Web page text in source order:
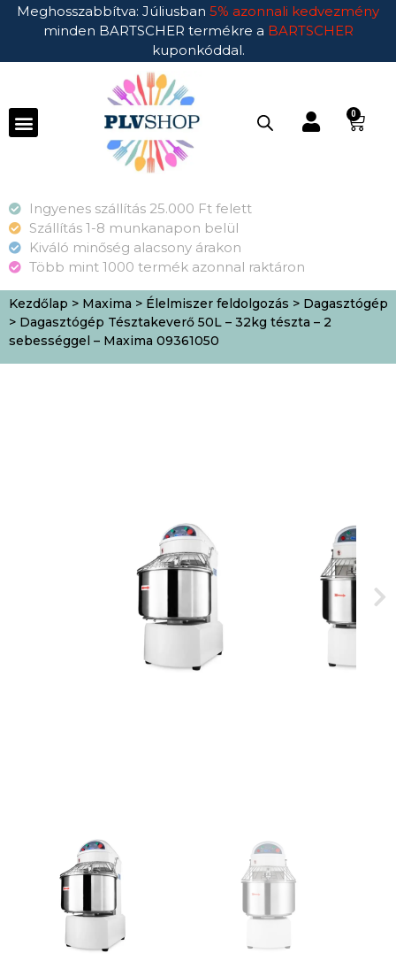
Meghosszabbítva: Júliusban 5% azonnali kedvezmény
minden BARTSCHER termékre a BARTSCHER
kuponkóddal.
0
Ingyenes szállítás 25.000 Ft felett
Szállítás 1-8 munkanapon belül
Kiváló minőség alacsony árakon
Több mint 1000 termék azonnal raktáron
Kezdőlap > Maxima > Élelmiszer feldolgozás > Dagasztógép
> Dagasztógép Tésztakeverő 50L – 32kg tészta – 2
sebességgel – Maxima 09361050